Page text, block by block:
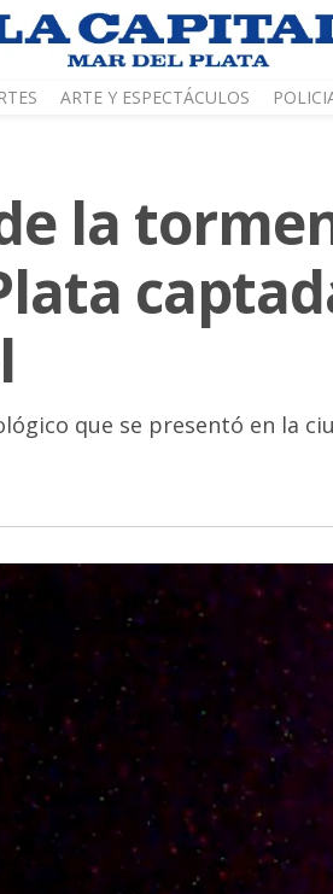
ARTE Y ESPECTÁCULOS
la
que se presentó en la